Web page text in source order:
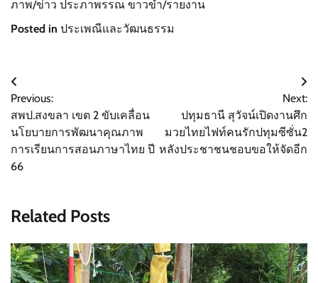
ภาพ/ข่าว ประภาพรรณ ขาวขำ/รายงาน
Posted in ประเพณีและวัฒนธรรม
แนะแนว
เรื่อง
Previous:
สพป.สงขลา เขต 2 ขับเคลื่อน
นโยบายการพัฒนาคุณภาพ
การเรียนการสอนภาษาไทย ปี
66
Next:
ปทุมธานี สุวัจน์เปิดงานศึก
มวยไทยไฟท์คนรักปทุมซีซั่น2
หลังประชาชนชอบขอให้จัดอีก
Related Posts